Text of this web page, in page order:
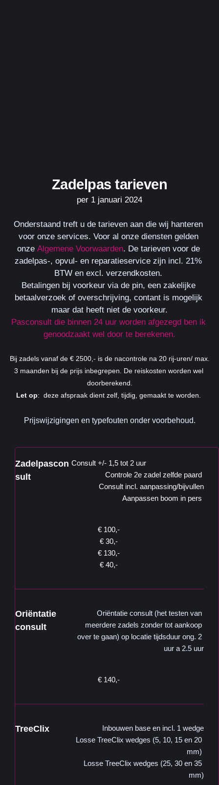
Zadelpas tarieven
per 1 januari 2024
Onderstaand treft u de tarieven aan die wij hanteren
voor onze services. Voor al onze diensten gelden
onze Algemene Voorwaarden. De tarieven voor de
zadelpas-, opvul- en reparatieservice zijn incl. 21%
BTW en excl. verzendkosten.
Betalingen bij voorkeur via de pin, een zakelijke
betaalverzoek of overschrijving, contant is mogelijk
maar dat heeft niet de voorkeur.
Pasconsult die binnen 24 uur worden afgezegd ben ik
genoodzaakt wel door te berekenen.
3 maanden bij de prijs inbegrepen. De reiskosten worden wel
doorberekend.
Let op:  deze afspraak dient zelf, tijdig, gemaakt te worden.
Prijswijzigingen en typefouten onder voorbehoud.
Zadelpascon
sult
Consult +/- 1,5 tot 2 uur
Controle 2e zadel zelfde paard
Consult incl. aanpassing/bijvullen
Aanpassen boom in pers
€ 100,-
€ 30,-
€ 130,-
€ 40,-
Oriëntatie
consult
Oriëntatie consult (het testen van
meerdere zadels zonder tot aankoop
over te gaan) op locatie tijdsduur ong. 2
uur a 2.5 uur
€ 140,-
TreeClix
Inbouwen base en incl. 1 wedge
Losse TreeClix wedges (5, 10, 15 en 20
mm)
Losse TreeClix wedges (25, 30 en 35
mm)